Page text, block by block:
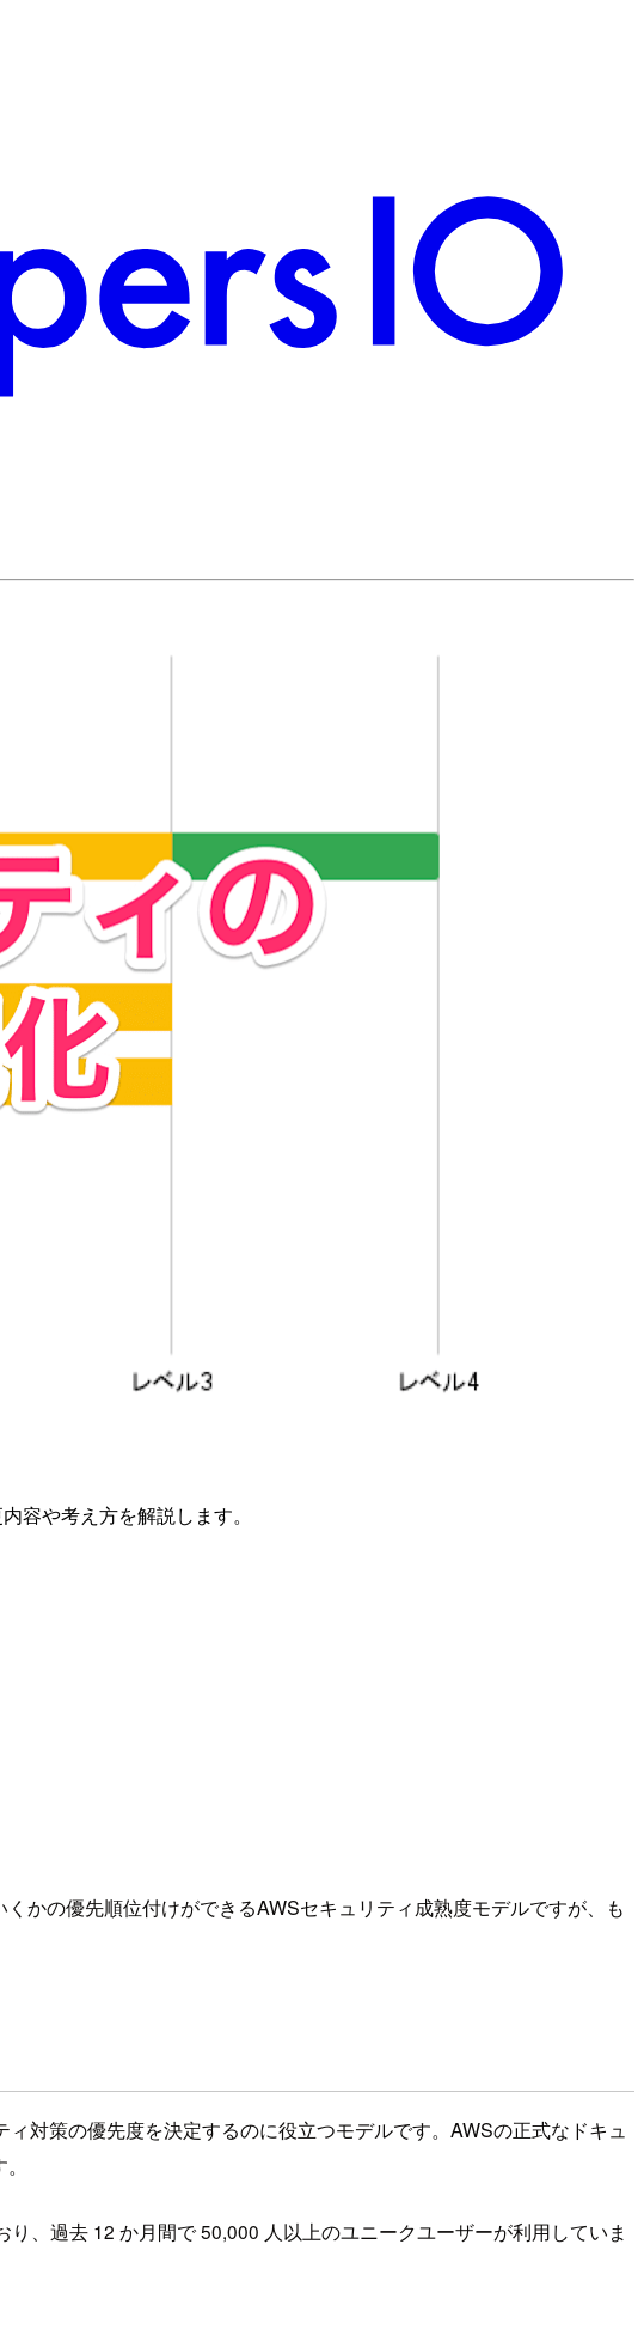
容や考え方を解説します。
かの優先順位付けができるAWSセキュリティ成熟度モデルですが、も
対策の優先度を決定するのに役立つモデルです。AWSの正式なドキュ
、過去 12 か月間で 50,000 人以上のユニークユーザーが利用していま